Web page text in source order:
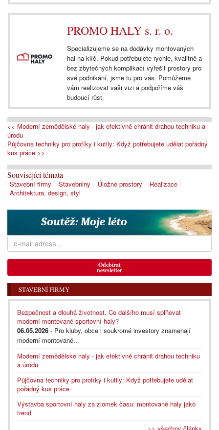
PROMO HALY s. r. o.
Specializujeme se na dodávky montovaných
hal na klíč. Pokud potřebujete rychle, kvalitně a
bez zbytečných komplikací vyřešit prostory pro
své podnikání, jsme tu pro vás. Pomůžeme
vám realizovat vaši vizi a podpoříme váš
budoucí růst.
<< Moderní zemědělské haly - jak efektivně chránit drahou techniku a
úrodu
Půjčovna techniky pro profíky i kutily: Když potřebujete udělat pořádný
kus práce >>
Související témata
Stavební firmy Stavebniny Úložné prostory
Realizace
Architektura, design, styl
Odebírat
newsletter
STAVEBNÍ FIRMY
Bezpečnost a dlouhá životnost. Co dalšího musí splňovat
moderní montované sportovní haly?
06.05.2026 - Pro kluby, obce i soukromé investory znamenají
moderní montované...
Moderní zemědělské haly - jak efektivně chránit drahou techniku
a úrodu
Půjčovna techniky pro profíky i kutily: Když potřebujete udělat
pořádný kus práce
Výstavba sportovní haly za zlomek času: montované haly jako
trend
>> všechny články